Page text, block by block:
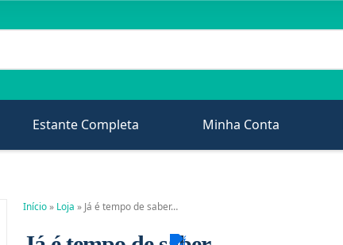
Estante Completa Minha Conta
Início» Loja » Já é tempo de saber…